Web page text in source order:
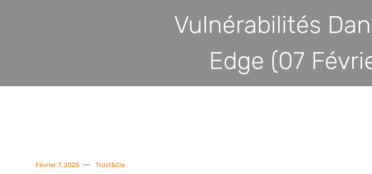
Vulnérabilités
Edge (07
Février 7, 2025 Trust&Cie